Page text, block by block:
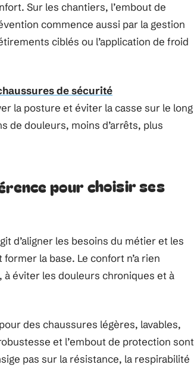
Sur les chantiers, l’embout de
commence aussi par la gestion
ciblés ou l’application de froid
de sécurité
la posture et éviter la casse sur le long
de douleurs, moins d’arrêts, plus
pour choisir ses
d’aligner les besoins du métier et les
la base. Le confort n’a rien
à éviter les douleurs chroniques et à
des chaussures légères, lavables,
et l’embout de protection sont
pas sur la résistance, la respirabilité